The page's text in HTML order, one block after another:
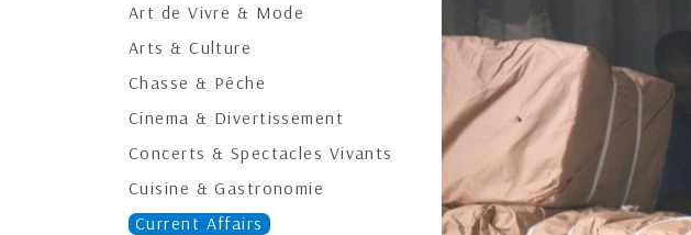
Art de Vivre & Mode
Arts & Culture
Chasse & Pêche
Cinema & Divertissement
Concerts & Spectacles Vivants
Cuisine & Gastronomie
Current Affairs